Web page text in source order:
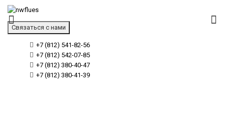
Связаться с нами
+7 (812) 541-82-56
+7 (812) 542-07-85
+7 (812) 380-40-47
+7 (812) 380-41-39